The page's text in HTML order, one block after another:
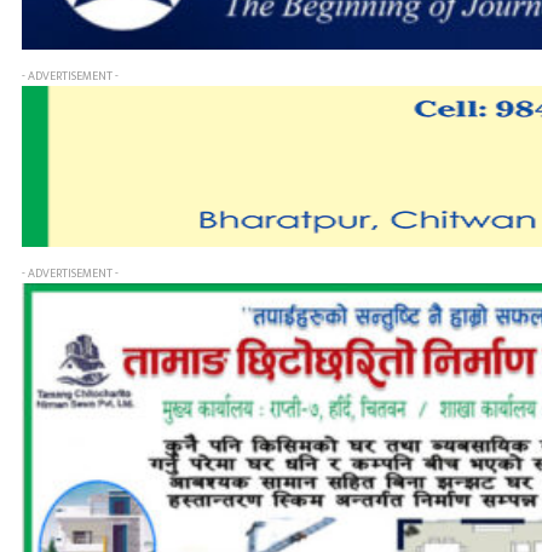
- ADVERTISEMENT -
- ADVERTISEMENT -